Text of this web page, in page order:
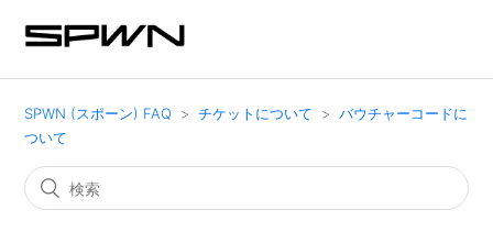
SPWN (スポーン) FAQ チケットについて
バウチャーコードに
ついて